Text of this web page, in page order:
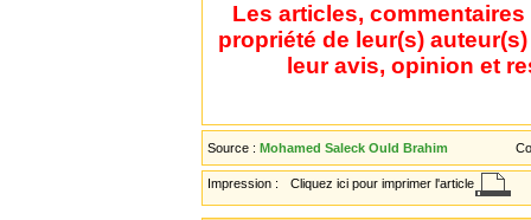
Les articles,
propriété de leur(s)
leur avis, opinion et
Source : Mohamed Saleck Ould Brahim
Impression : Cliquez ici pour imprimer l'article